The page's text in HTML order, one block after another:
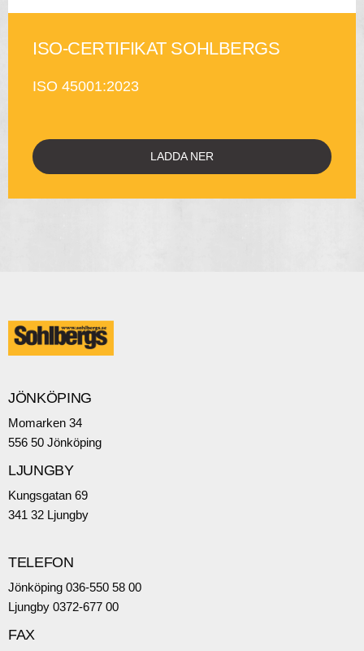
ISO-CERTIFIKAT SOHLBERGS
ISO 45001:2023
LADDA NER
JÖNKÖPING
Momarken 34
556 50 Jönköping
LJUNGBY
Kungsgatan 69
341 32 Ljungby
TELEFON
Jönköping 036-550 58 00
Ljungby 0372-677 00
FAX